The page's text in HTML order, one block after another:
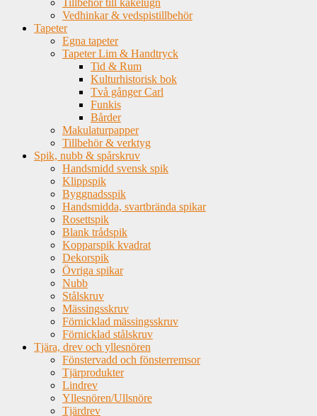
Vedhinkar & vedspistillbehör
Tapeter
Egna tapeter
Tapeter Lim & Handtryck
Tid & Rum
Kulturhistorisk bok
Två gånger Carl
Funkis
Bårder
Makulaturpapper
Tillbehör & verktyg
Spik, nubb & spårskruv
Handsmidd svensk spik
Klippspik
Byggnadsspik
Handsmidda, svartbrända spikar
Rosettspik
Blank trådspik
Kopparspik kvadrat
Dekorspik
Övriga spikar
Nubb
Stålskruv
Mässingsskruv
Förnicklad mässingsskruv
Förnicklad stålskruv
Tjära, drev och yllesnören
Fönstervadd och fönsterremsor
Tjärprodukter
Lindrev
Yllesnören/Ullsnöre
Tjärdrev